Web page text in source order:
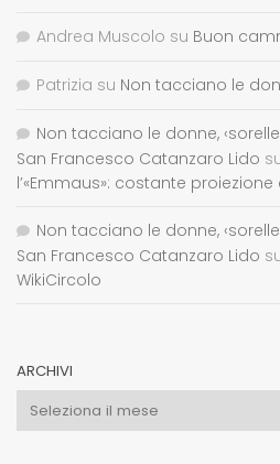
Andrea Muscolo su Buon
Patrizia su Non tacciano le
Non tacciano le donne,
San Francesco Catanzaro Lido
l’«Emmaus»: costante
Non tacciano le donne,
San Francesco Catanzaro Lido
WikiCircolo
ARCHIVI
Archivi